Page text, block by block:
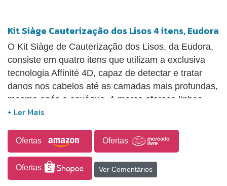
Kit Siàge Cauterização dos Lisos 4 itens, Eudora
O Kit Siàge de Cauterização dos Lisos, da Eudora,
consiste em quatro itens que utilizam a exclusiva
tecnologia Affinité 4D, capaz de detectar e tratar
danos nos cabelos até as camadas mais profundas,
mesmo após o enxágue. A marca oferece linhas
para tratamentos intensivos e diários, sendo ideal
as novas embalagens, a seleção dos resultados
desejados se torna prática, permitindo que você
inicie sua rotina capilar e alcance resultados de
salão em casa. Além de shampoo e condicionador,
Ofertas Ofertas
Ofertas Ver Comentários